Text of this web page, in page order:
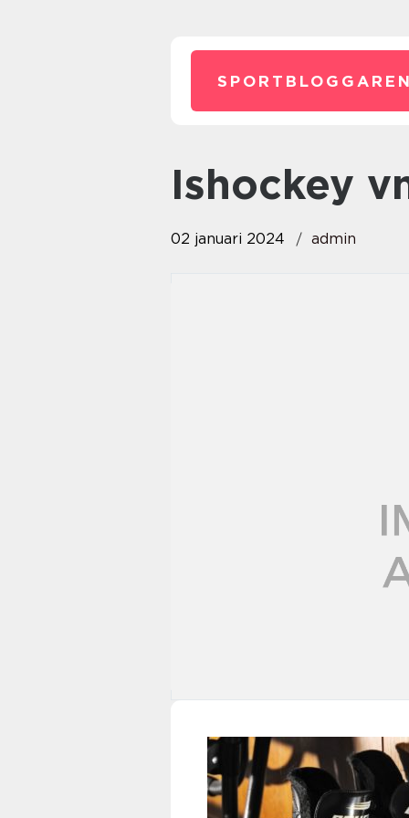
ishockey
02 januari 2024 admin